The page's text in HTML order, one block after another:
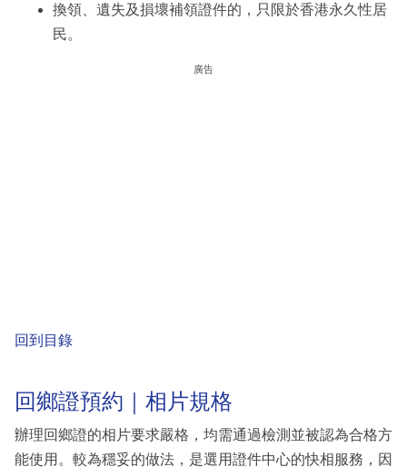
換領、遺失及損壞補領證件的，只限於香港永久性居
民。
廣告
回到目錄
回鄉證預約｜相片規格
辦理回鄉證的相片要求嚴格，均需通過檢測並被認為合格方
能使用。較為穩妥的做法，是選用證件中心的快相服務，因